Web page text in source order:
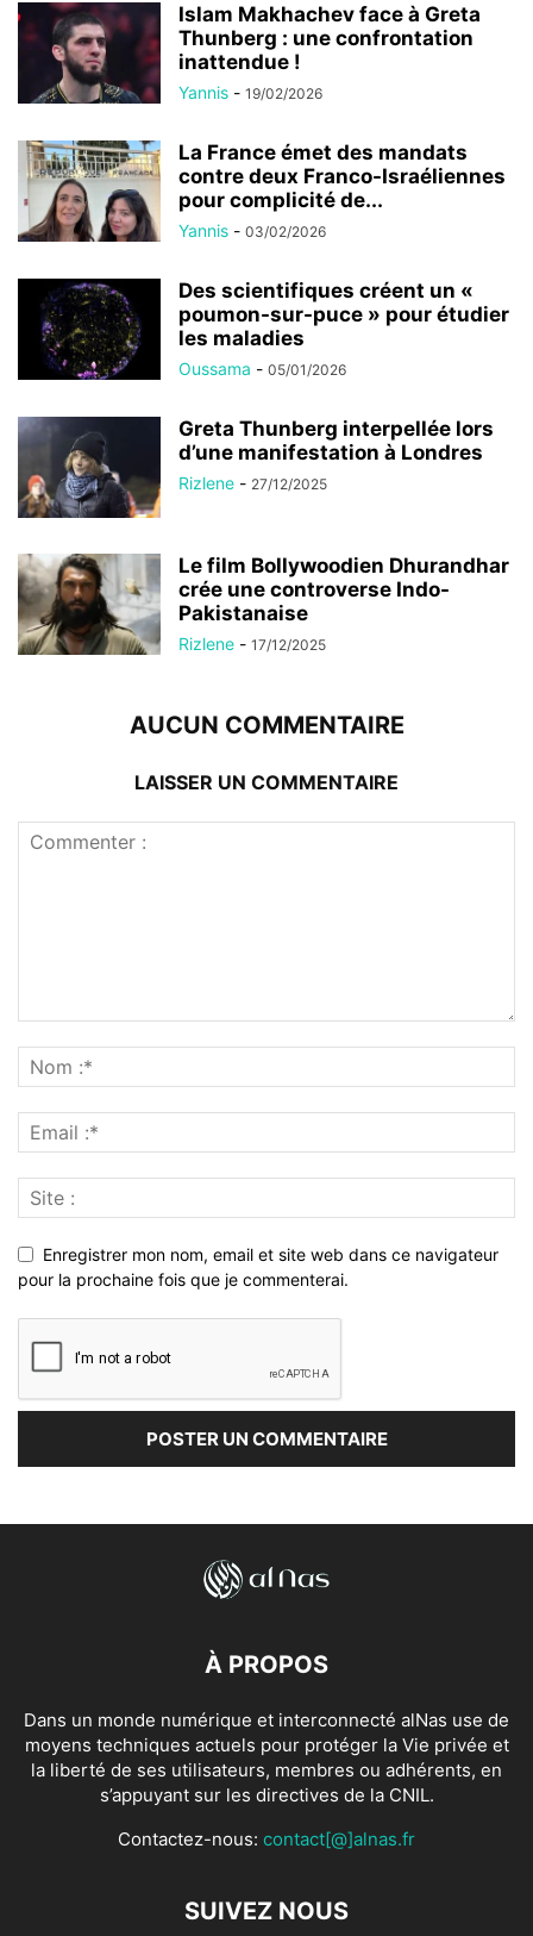
Islam Makhachev face à Greta
Thunberg : une confrontation
inattendue !
Yannis - 19/02/2026
La France émet des mandats
contre deux Franco-Israéliennes
pour complicité de...
Yannis - 03/02/2026
Des scientifiques créent un «
poumon-sur-puce » pour étudier
les maladies
Oussama - 05/01/2026
Greta Thunberg interpellée lors
d’une manifestation à Londres
Rizlene - 27/12/2025
Le film Bollywoodien Dhurandhar
crée une controverse Indo-
Pakistanaise
Rizlene - 17/12/2025
AUCUN COMMENTAIRE
LAISSER UN COMMENTAIRE
Enregistrer mon nom, email et site web dans ce navigateur
pour la prochaine fois que je commenterai.
À PROPOS
Dans un monde numérique et interconnecté alNas use de
moyens techniques actuels pour protéger la Vie privée et
la liberté de ses utilisateurs, membres ou adhérents, en
s’appuyant sur les directives de la CNIL.
Contactez-nous: contact[@]alnas.fr
SUIVEZ NOUS